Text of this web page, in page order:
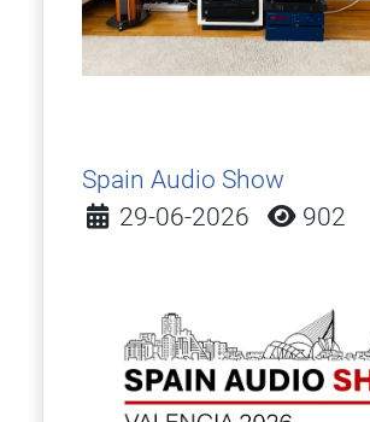
Spain Audio Show
Detalles
29-06-2026 902